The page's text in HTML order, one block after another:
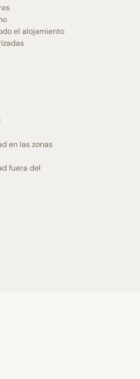
el alojamiento
en las zonas
fuera del